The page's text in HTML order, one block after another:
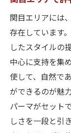
進化し
アイブロ
由とその
プロ
眉毛の
施術後
法
アイブ
関目エリアには
存在しています
したスタイルの
中心に支持を集
使して、自然で
ができるのが魅
パーマがセット
しさを一段と引